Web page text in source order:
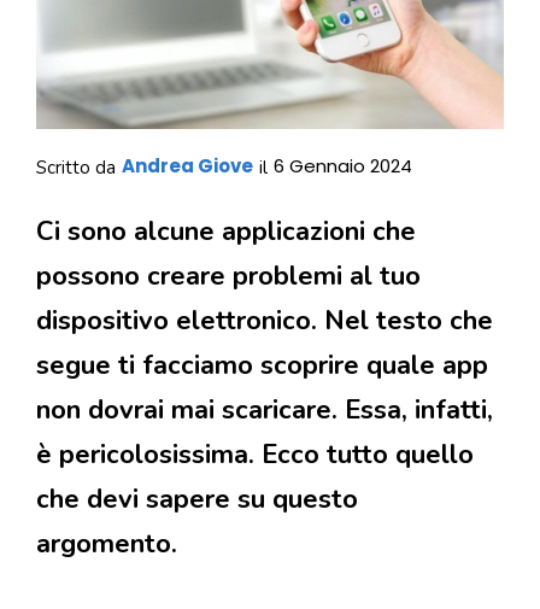
Scritto da Andrea Giove il 6 Gennaio 2024
Ci sono alcune applicazioni che
possono creare problemi al tuo
dispositivo elettronico. Nel testo che
segue ti facciamo scoprire quale app
non dovrai mai scaricare. Essa, infatti,
è pericolosissima. Ecco tutto quello
che devi sapere su questo
argomento.